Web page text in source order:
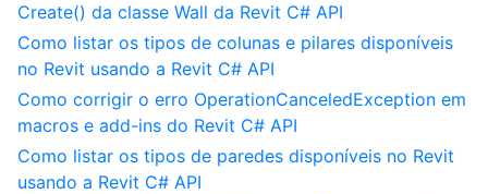
Create() da classe Wall da Revit C# API
Como listar os tipos de colunas e pilares disponíveis
no Revit usando a Revit C# API
Como corrigir o erro OperationCanceledException em
macros e add-ins do Revit C# API
Como listar os tipos de paredes disponíveis no Revit
usando a Revit C# API